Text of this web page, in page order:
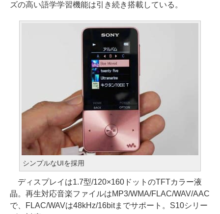
ズの高い語学学習機能は引き続き搭載している。
シンプルなUIを採用
ディスプレイは1.7型/120×160ドットのTFTカラー液
晶。再生対応音楽ファイルはMP3/WMA/FLAC/WAV/AAC
で、FLAC/WAVは48kHz/16bitまでサポート。S10シリー